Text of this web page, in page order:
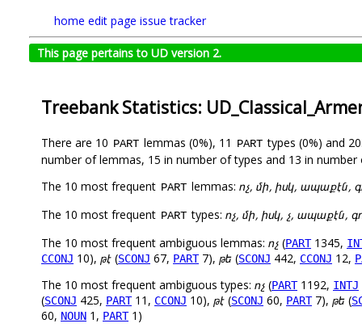
home edit page issue tracker
This page pertains to UD version 2.
Treebank Statistics:
There are 10 PART lemmas (0%), 11 PART types (0%) and
number of lemmas, 15 in number of types and 13 in number
The 10 most frequent PART lemmas: ոչ, մի, իսկ, ապաքէն,
The 10 most frequent PART types: ոչ, մի, իսկ, չ, ապաքէն,
The 10 most frequent ambiguous lemmas: ոչ (PART1345,
CCONJ 10), թէ (SCONJ 67, PART7), թե (SCONJ 442, CCONJ 12,
The 10 most frequent ambiguous types: ոչ (PART1192, INTJ
(SCONJ 425, PART11, CCONJ 10), թէ (SCONJ 60, PART7), թե (
60, NOUN 1, PART1)